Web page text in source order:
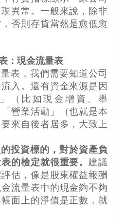
異常。一般來說，除非
否則存貨當然是愈低愈
：現金流量表
表，我們需要知道公司
入。還有資金來源是因
（比如現金增資、舉
營業活動」（也就是本
來自後者居多，大致上
投資標的，對於資產負
的檢定就很重要。建議
估，像是股東權益報酬
流量表中的現金夠不夠
面上的淨值是正數，就